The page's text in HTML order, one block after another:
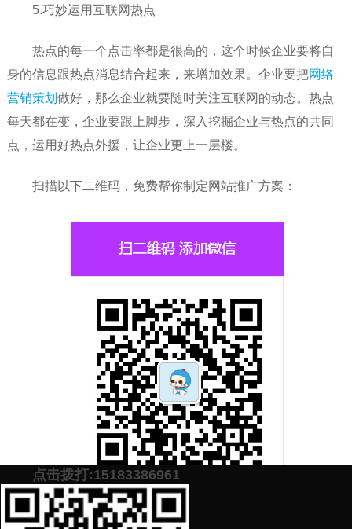
5.巧妙运用互联网热点
热点的每一个点击率都是很高的，这个时候企业要将自
身的信息跟热点消息结合起来，来增加效果。企业要把网络
营销策划 做好，那么企业就要随时关注互联网的动态。热点
每天都在变，企业要跟上脚步，深入挖掘企业与热点的共同
点，运用好热点外援，让企业更上一层楼。
扫描以下二维码，免费帮你制定网站推广方案：
点击拨打:15183386961